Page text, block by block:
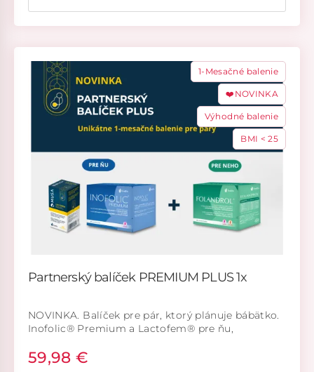
1-Mesačné balenie
❤️NOVINKA
Výhodné balenie
BMI < 25
Partnerský balíček PREMIUM PLUS 1x
NOVINKA. Balíček pre pár, ktorý plánuje bábätko.
Inofolic® Premium a Lactofem® pre ňu,
59,98 €